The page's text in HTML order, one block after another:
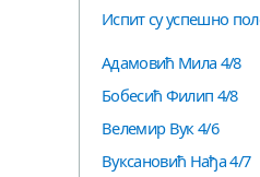
Испит су успешно
Адамовић Мила 4/8
Бобесић Филип 4/8
Велемир Вук 4/6
Вуксановић Нађа 4/7